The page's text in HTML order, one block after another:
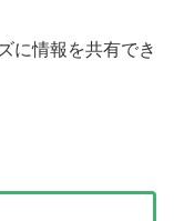
に情報を共有でき